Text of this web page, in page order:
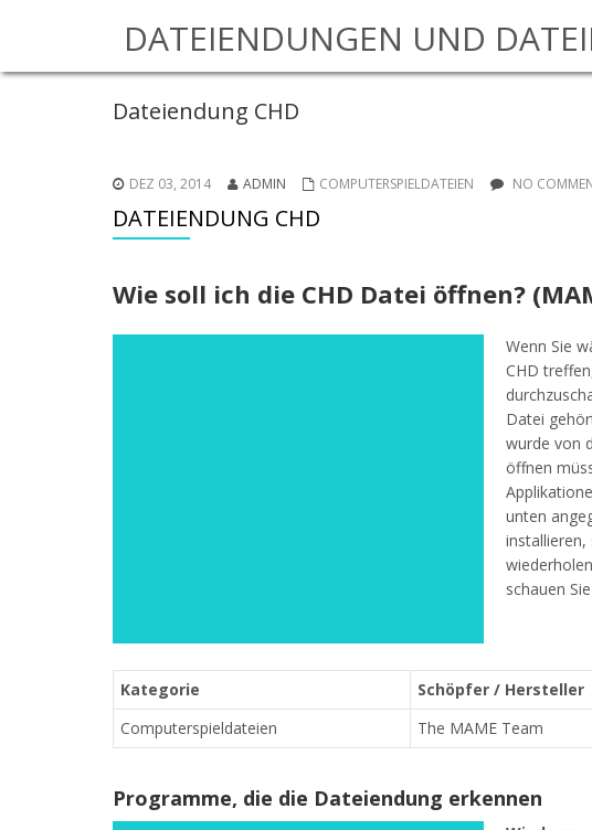
DATEIENDUNGEN UND
Dateiendung CHD
DEZ 03, 2014 ADMIN COMPUTERSPIELDATEIEN NO
DATEIENDUNG CHD
Wie soll ich die CHD Datei öffnen?
Wenn Sie
CHD
Datei
wurde von
öffnen
unten
schauen
Kategorie Schöpfer / Hersteller
Computerspieldateien
The MAME Team
Programme, die die Dateiendung erkennen